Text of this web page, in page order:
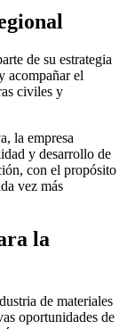
de su estrategia
acompañar el
civiles y
la empresa
y desarrollo de
con el propósito
vez más
la
de materiales
oportunidades de